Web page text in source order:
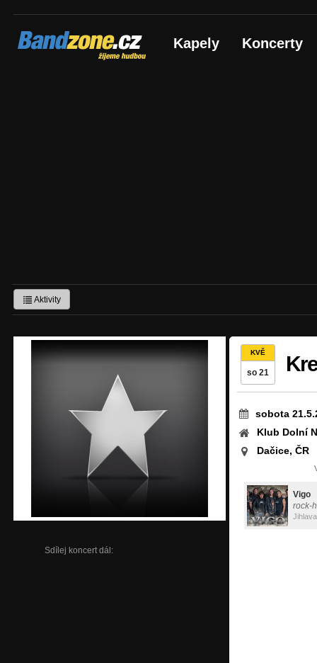
Bandzone.cz
žijeme hudbou Kapely Koncerty
Aktivity
Sdílej koncert dál:
KVĚ
so 21
sobota
Klub Dolní
Dačice, ČR
Vigo
rock-
Jihlava